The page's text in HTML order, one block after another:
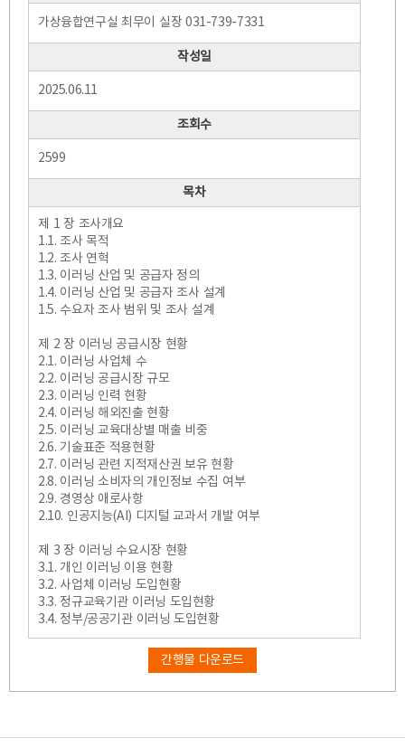
가상융합연구실 최무이 실장 031-739-7331
작성일
2025.06.11
조회수
2599
목차
제 1 장 조사개요
1.1. 조사 목적
1.2. 조사 연혁
1.3. 이러닝 산업 및 공급자 정의
1.4. 이러닝 산업 및 공급자 조사 설계
1.5. 수요자 조사 범위 및 조사 설계
제 2 장 이러닝 공급시장 현황
2.1. 이러닝 사업체 수
2.2. 이러닝 공급시장 규모
2.3. 이러닝 인력 현황
2.4. 이러닝 해외진출 현황
2.5. 이러닝 교육대상별 매출 비중
2.6. 기술표준 적용현황
2.7. 이러닝 관련 지적재산권 보유 현황
2.8. 이러닝 소비자의 개인정보 수집 여부
2.9. 경영상 애로사항
2.10. 인공지능(AI) 디지털 교과서 개발 여부
제 3 장 이러닝 수요시장 현황
3.1. 개인 이러닝 이용 현황
3.2. 사업체 이러닝 도입현황
3.3. 정규교육기관 이러닝 도입현황
3.4. 정부/공공기관 이러닝 도입현황
간행물 다운로드